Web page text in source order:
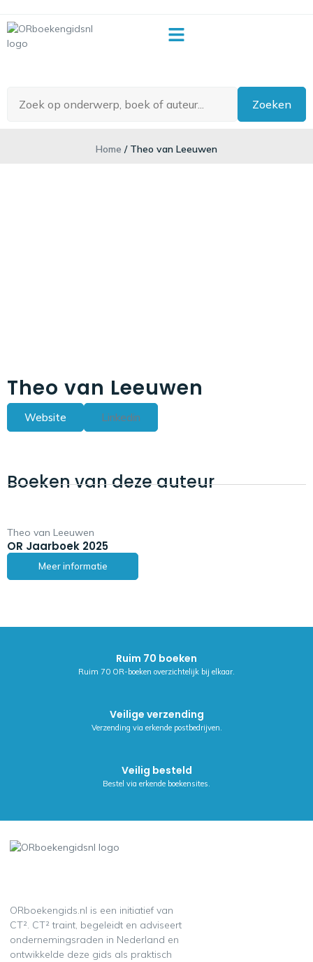
Zoeken
Home / Theo van Leeuwen
Theo van Leeuwen
Website Linkedin
Boeken van deze auteur
Theo van Leeuwen
OR Jaarboek 2025
Meer informatie
Ruim 70 boeken
Ruim 70 OR-boeken overzichtelijk bij elkaar.
Veilige verzending
Verzending via erkende postbedrijven.
Veilig besteld
Bestel via erkende boekensites.
ORboekengids.nl is een initiatief van
CT². CT² traint, begeleidt en adviseert
ondernemingsraden in Nederland en
ontwikkelde deze gids als praktisch